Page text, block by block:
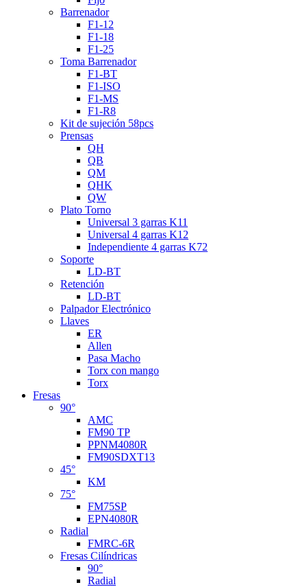
Barrenador
F1-12
F1-18
F1-25
Toma Barrenador
F1-BT
F1-ISO
F1-MS
F1-R8
Kit de sujeción 58pcs
Prensas
QH
QB
QM
QHK
QW
Plato Torno
Universal 3 garras K11
Universal 4 garras K12
Independiente 4 garras K72
Soporte
LD-BT
Retención
LD-BT
Palpador Electrónico
Llaves
ER
Allen
Pasa Macho
Torx con mango
Torx
Fresas
90°
AMC
FM90 TP
PPNM4080R
FM90SDXT13
45°
KM
75°
FM75SP
EPN4080R
Radial
FMRC-6R
Fresas Cilíndricas
90°
Radial